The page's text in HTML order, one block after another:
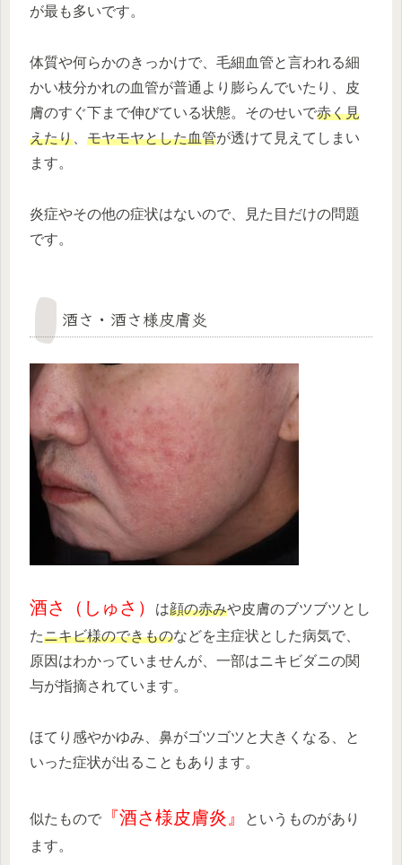
が最も多いです。
体質や何らかのきっかけで、毛細血管と言われる細
かい枝分かれの血管が普通より膨らんでいたり、皮
膚のすぐ下まで伸びている状態。そのせいで赤く見
えたり
モヤモヤとした血管が透けて見えてしまい
ます。
炎症やその他の症状はないので、見た目だけの問題
です。
酒さ・酒さ様皮膚炎
酒さ（しゅさ） は顔の赤みや皮膚のブツブツとし
たニキビ様のできものなどを主症状とした病気で、
原因はわかっていませんが、一部はニキビダニの関
与が指摘されています。
ほてり感やかゆみ、鼻がゴツゴツと大きくなる、と
いった症状が出ることもあります。
似たもので 『酒さ様皮膚炎』
というものがあり
ます。